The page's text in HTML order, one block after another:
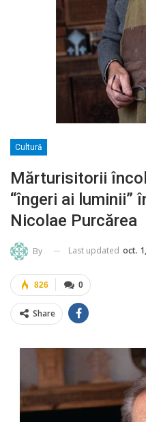
Cultură
Mărturisitorii
“îngeri ai luminii”
Nicolae Purcărea
By Last updated oct.
0
826
Share